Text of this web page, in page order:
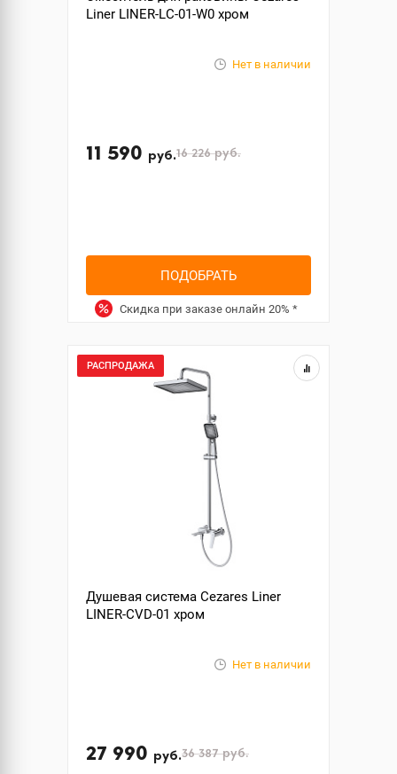
Liner LINER-LC-01-W0 хром
Нет в наличии
11 590 руб.16 226руб.
ПОДОБРАТЬ
Скидка при заказе онлайн 20% *
РАСПРОДАЖА
Душевая система Cezares Liner
LINER-CVD-01 хром
Нет в наличии
27 990 руб.36 387руб.